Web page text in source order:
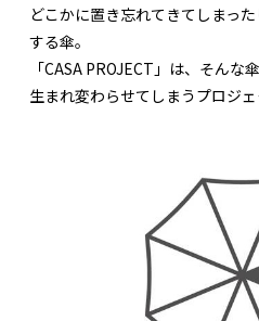
どこかに置き忘れてきてしまっ
する傘。
「CASA PROJECT」は、そん
生まれ変わらせてしまうプロジェ